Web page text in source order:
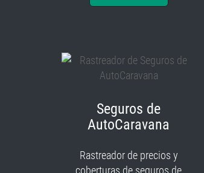
Seguros de
AutoCaravana
Rastreador de precios y
coberturas de seguros de